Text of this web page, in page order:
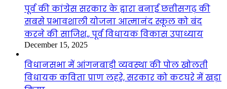
पूर्व की कांग्रेस सरकार के द्वारा बनाई छत्तीसगढ़ की
सबसे प्रभावशाली योजना आत्मानंद स्कूल को बंद
करने की साजिश,, पूर्व विधायक विकास उपाध्याय
December 15, 2025
विधानसभा में आंगनबाड़ी व्यवस्था की पोल खोलती
विधायक कविता प्राण लहरे, सरकार को कटघरे में खड़ा